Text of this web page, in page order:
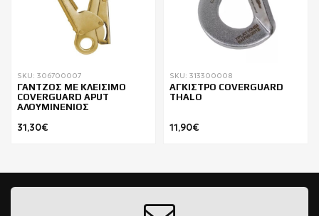
SKU: 306700007
ΓΑΝΤΖΟΣ ΜΕ ΚΛΕΙΣΙΜΟ
COVERGUARD APUT
ΑΛΟΥΜΙΝΕΝΙΟΣ
31,30€
SKU: 313300008
ΑΓΚΙΣΤΡΟ COVERGUARD
THALO
11,90€